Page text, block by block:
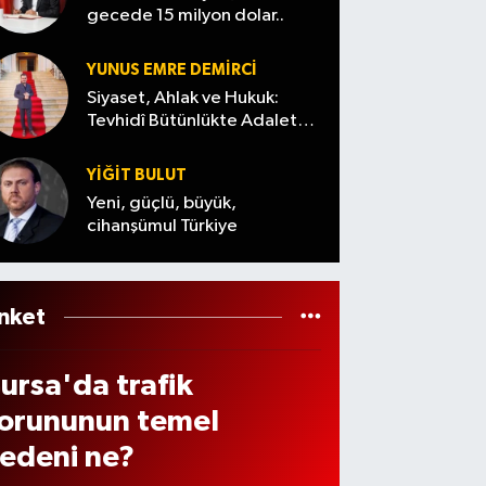
andıla
r
gecede 15 milyon dolar..
YUNUS EMRE DEMIRCI
Siyaset, Ahlak ve Hukuk:
Tevhidî Bütünlükte Adalet
YİĞİT BULUT
Yeni, güçlü, büyük,
cihanşümul Türkiye
trafik
temel
ne?